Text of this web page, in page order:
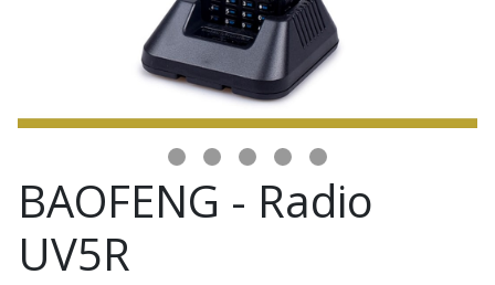
BAOFENG - Radio
UV5R